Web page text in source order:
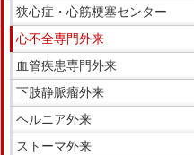
狭心症・心筋梗塞センター
心不全専門外来
血管疾患専門外来
下肢静脈瘤外来
ヘルニア外来
ストーマ外来